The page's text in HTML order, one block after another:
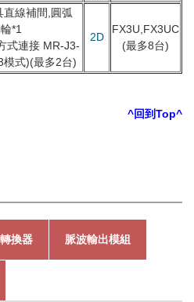
線補間,圓弧
*1
式連接 MR-J3-
模式)(最多2台)
2D
FX3U,FX3UC
(最多8台)
^回到Top^
換器 脈波輸出模組